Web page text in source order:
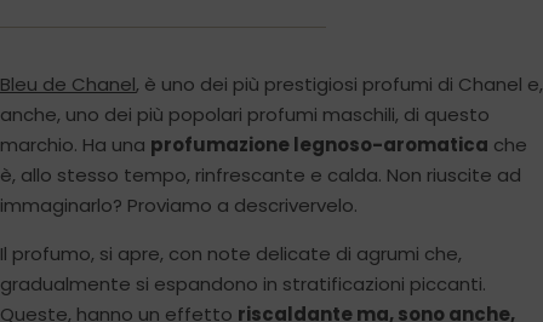
Bleu de Chanel, è uno dei più prestigiosi profumi di Chanel e,
anche, uno dei più popolari profumi maschili, di questo
marchio. Ha una profumazione legnoso-aromatica che
è, allo stesso tempo, rinfrescante e calda. Non riuscite ad
immaginarlo? Proviamo a descrivervelo.
Il profumo, si apre, con note delicate di agrumi che,
gradualmente si espandono in stratificazioni piccanti.
Queste, hanno un effetto riscaldante ma, sono anche,